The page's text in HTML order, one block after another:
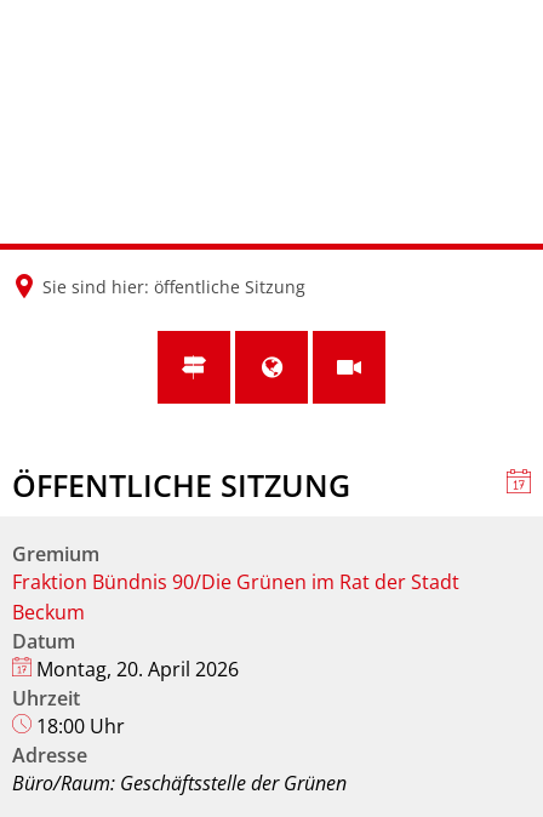
Sie sind hier: öffentliche Sitzung
ÖFFENTLICHE SITZUNG
Gremium
Fraktion Bündnis 90/Die Grünen im Rat der Stadt
Beckum
Datum
Montag, 20. April 2026
Uhrzeit
18:00 Uhr
Adresse
Büro/Raum: Geschäftsstelle der Grünen